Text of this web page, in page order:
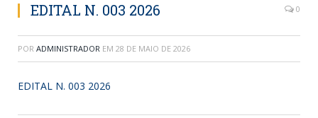
EDITAL N. 003 2026 0
POR ADMINISTRADOR EM 28 DE MAIO DE 2026
EDITAL N. 003 2026